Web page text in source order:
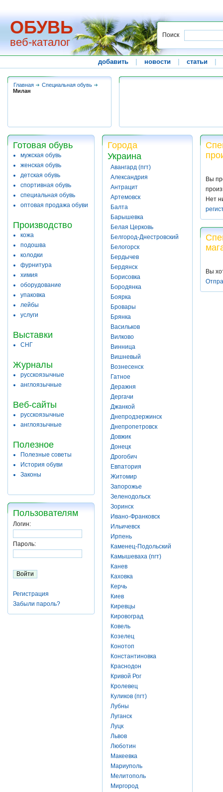
ОБУВЬ
веб-каталог
Поиск
добавить новости статьи
Главная
Специальная обувь
Милан
Готовая обувь
мужская обувь
женская обувь
детская обувь
спортивная обувь
специальная обувь
оптовая продажа обуви
Производство
кожа
подошва
колодки
фурнитура
химия
оборудование
упаковка
лейбы
услуги
Выставки
СНГ
Журналы
русскоязычные
англоязычные
Веб-сайты
русскоязычные
англоязычные
Полезное
Полезные советы
История обуви
Законы
Пользователям
Логин:
Пароль:
Регистрация
Забыли пароль?
Города
Украина
Авангард (пгт)
Александрия
Антрацит
Артемовск
Балта
Барышевка
Белая Церковь
Белгород-Днестровский
Белогорск
Бердычев
Бердянск
Борисовка
Бородянка
Боярка
Бровары
Брянка
Васильков
Вилково
Винница
Вишневый
Вознесенск
Гатное
Деражня
Дергачи
Джанкой
Днепродзержинск
Днепропетровск
Довжик
Донецк
Дрогобич
Евпатория
Житомир
Запорожье
Зеленодольск
Зоринск
Ивано-Франковск
Ильичевск
Ирпень
Каменец-Подольский
Камышеваха (пгт)
Канев
Каховка
Керчь
Киев
Киревцы
Кировоград
Ковель
Козелец
Конотоп
Константиновка
Краснодон
Кривой Рог
Кролевец
Куликов (пгт)
Лубны
Луганск
Луцк
Львов
Люботин
Макеевка
Мариуполь
Мелитополь
Миргород
Вы
Нет
Вы